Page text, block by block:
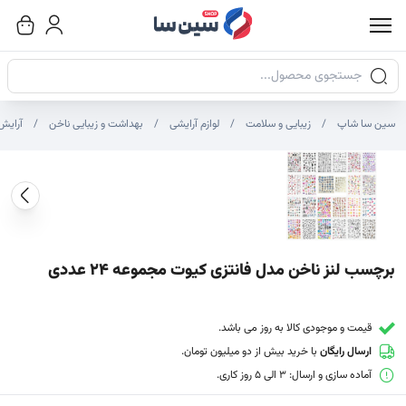
جستجوی محصولات
سین سا شاپ زیبایی و سلامت لوازم آرایشی بهداشت و زیبایی ناخن
برچسب لنز ناخن مدل فانتزی کیوت مجموعه 24 عددی
قیمت و موجودی کالا به روز می باشد.
ارسال رایگان با خرید بیش از دو میلیون تومان.
آماده سازی و ارسال: 3 الی 5 روز کاری.
تصاویر محصول
تصویر شاخص محصول
سایر تصاویر محصول - تصاویر بندانگشتی